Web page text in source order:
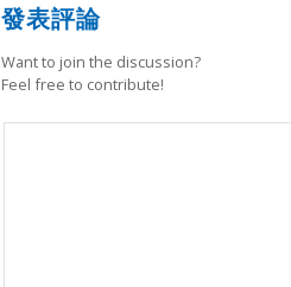
發表評論
Want to join the discussion?
Feel free to contribute!